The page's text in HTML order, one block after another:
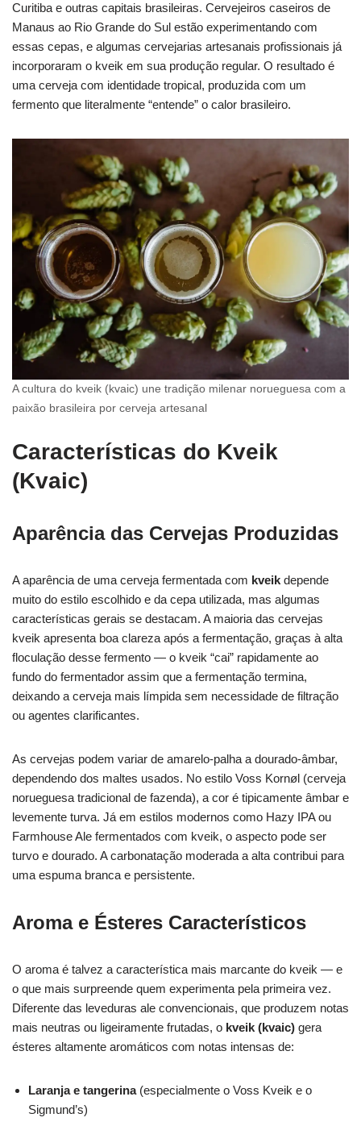
Curitiba e outras capitais brasileiras. Cervejeiros caseiros de
Manaus ao Rio Grande do Sul estão experimentando com
essas cepas, e algumas cervejarias artesanais profissionais já
incorporaram o kveik em sua produção regular. O resultado é
uma cerveja com identidade tropical, produzida com um
fermento que literalmente “entende” o calor brasileiro.
A cultura do kveik (kvaic) une tradição milenar norueguesa com a
paixão brasileira por cerveja artesanal
Características do Kveik
(Kvaic)
Aparência das Cervejas Produzidas
A aparência de uma cerveja fermentada com kveik depende
muito do estilo escolhido e da cepa utilizada, mas algumas
características gerais se destacam. A maioria das cervejas
kveik apresenta boa clareza após a fermentação, graças à alta
floculação desse fermento — o kveik “cai” rapidamente ao
fundo do fermentador assim que a fermentação termina,
deixando a cerveja mais límpida sem necessidade de filtração
ou agentes clarificantes.
As cervejas podem variar de amarelo-palha a dourado-âmbar,
dependendo dos maltes usados. No estilo Voss Kornøl (cerveja
norueguesa tradicional de fazenda), a cor é tipicamente âmbar e
levemente turva. Já em estilos modernos como Hazy IPA ou
Farmhouse Ale fermentados com kveik, o aspecto pode ser
turvo e dourado. A carbonatação moderada a alta contribui para
uma espuma branca e persistente.
Aroma e Ésteres Característicos
O aroma é talvez a característica mais marcante do kveik — e
o que mais surpreende quem experimenta pela primeira vez.
Diferente das leveduras ale convencionais, que produzem notas
mais neutras ou ligeiramente frutadas, o kveik (kvaic) gera
ésteres altamente aromáticos com notas intensas de:
Laranja e tangerina(especialmente o Voss Kveik e o
Sigmund’s)